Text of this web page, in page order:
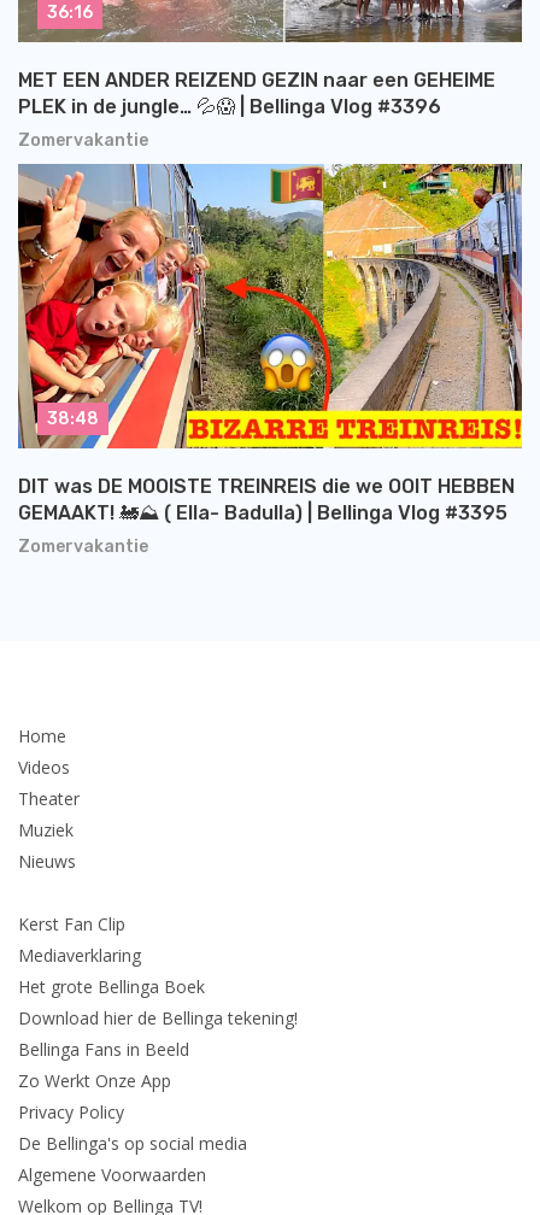
Zomervakantie
MET EEN ANDER REIZEND GEZIN naar een GEHEIME
PLEK in de jungle… 💦😱 | Bellinga Vlog #3396
36:16
Zomervakantie
DIT was DE MOOISTE TREINREIS die we OOIT HEBBEN
GEMAAKT! 🚂⛰️ ( Ella- Badulla) | Bellinga Vlog #3395
38:48
Home
Videos
Theater
Muziek
Nieuws
Kerst Fan Clip
Mediaverklaring
Het grote Bellinga Boek
Download hier de Bellinga tekening!
Bellinga Fans in Beeld
Zo Werkt Onze App
Privacy Policy
De Bellinga's op social media
Algemene Voorwaarden
Welkom op Bellinga TV!